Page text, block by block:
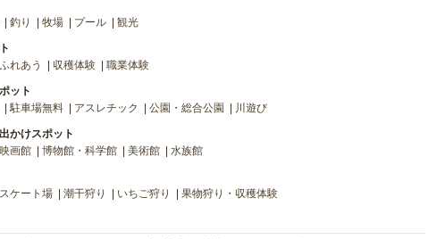
釣り 牧場 プール 観光
れあう 収穫体験 職業体験
ット
駐車場無料 アスレチック 公園・総合公園 川遊び
かけスポット
映画館 博物館・科学館 美術館 水族館
ケート場 潮干狩り いちご狩り 果物狩り・収穫体験